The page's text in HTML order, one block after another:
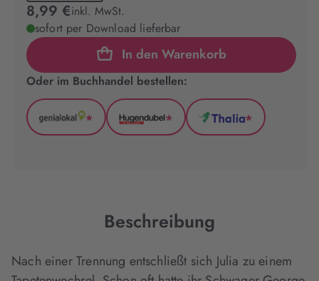
8,99 €inkl. MwSt.
sofort per Download lieferbar
In den Warenkorb
Oder im Buchhandel bestellen:
GenialLokal
*
Hugendubel
*
Thalia
*
Beschreibung
Nach einer Trennung entschließt sich Julia zu einem